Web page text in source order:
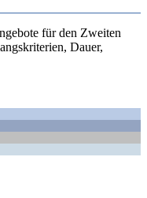
für den Zweiten
Dauer,